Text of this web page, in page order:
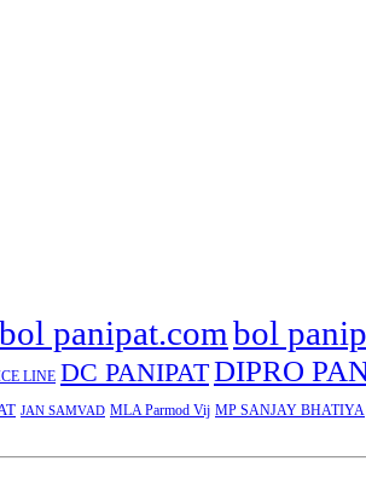
bol panipat.combol
LINE DC PANIPATDIPRO
JAN SAMVAD MLA Parmod Vij MP SANJAY BHATIYA